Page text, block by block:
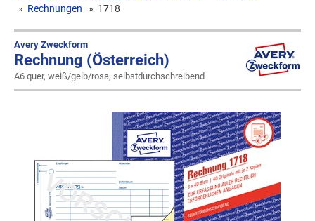
» Rechnungen » 1718
Avery Zweckform
Rechnung (Österreich)
A6 quer, weiß/gelb/rosa, selbstdurchschreibend